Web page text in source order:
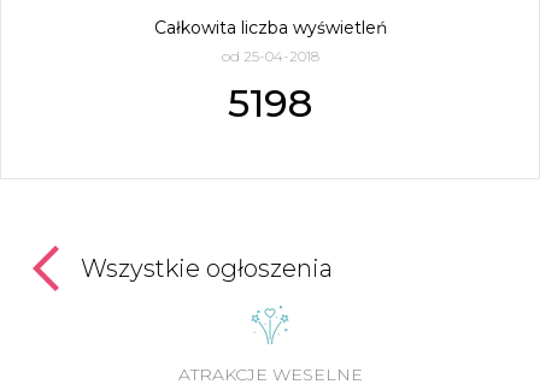
Całkowita liczba wyświetleń
od 25-04-2018
5198
Wszystkie ogłoszenia
ATRAKCJE WESELNE